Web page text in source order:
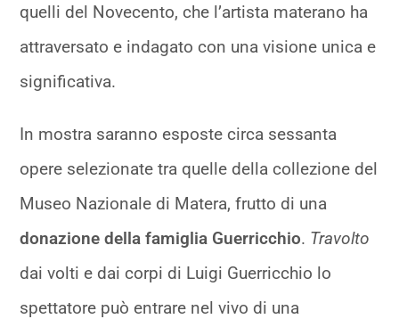
quelli del Novecento, che l’artista materano ha
attraversato e indagato con una visione unica e
significativa.
In mostra saranno esposte circa sessanta
opere selezionate tra quelle della collezione del
Museo Nazionale di Matera, frutto di una
donazione della famiglia Guerricchio. Travolto
dai volti e dai corpi di Luigi Guerricchio lo
spettatore può entrare nel vivo di una